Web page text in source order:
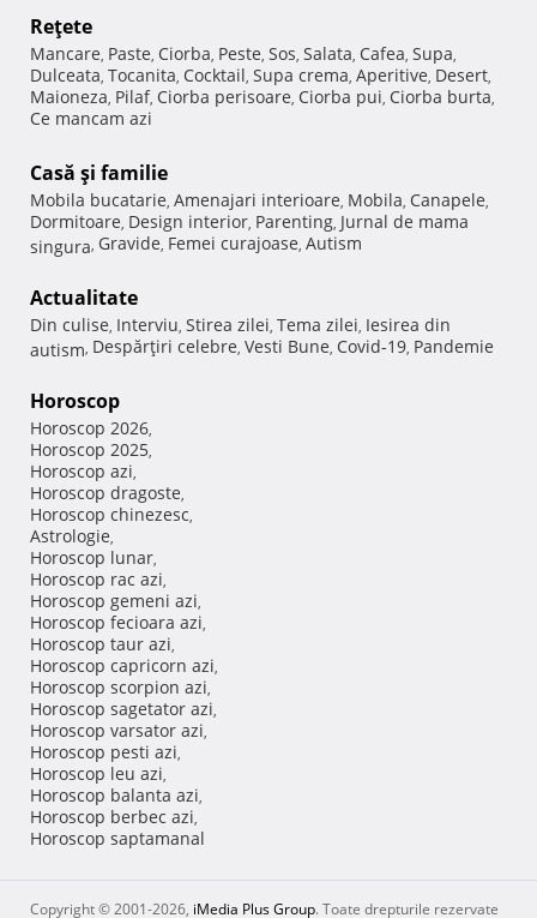
Reţete
Mancare, Paste, Ciorba, Peste, Sos, Salata, Cafea, Supa,
Dulceata, Tocanita, Cocktail, Supa crema, Aperitive, Desert,
Maioneza, Pilaf, Ciorba perisoare, Ciorba pui, Ciorba burta,
Ce mancam azi
Casă şi familie
Mobila bucatarie, Amenajari interioare, Mobila, Canapele,
Dormitoare, Design interior, Parenting, Jurnal de mama
singura, Gravide, Femei curajoase, Autism
Actualitate
Din culise, Interviu, Stirea zilei, Tema zilei, Iesirea din
autism, Despărţiri celebre, Vesti Bune, Covid-19, Pandemie
Horoscop
Horoscop 2026,
Horoscop 2025,
Horoscop azi,
Horoscop dragoste,
Horoscop chinezesc,
Astrologie,
Horoscop lunar,
Horoscop rac azi,
Horoscop gemeni azi,
Horoscop fecioara azi,
Horoscop taur azi,
Horoscop capricorn azi,
Horoscop scorpion azi,
Horoscop sagetator azi,
Horoscop varsator azi,
Horoscop pesti azi,
Horoscop leu azi,
Horoscop balanta azi,
Horoscop berbec azi,
Horoscop saptamanal
Copyright © 2001-2026, iMedia Plus Group. Toate drepturile rezervate